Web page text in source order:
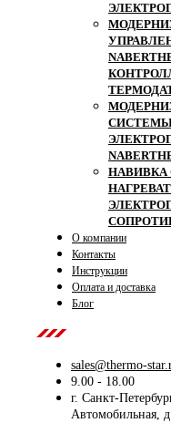
СИСТЕМЫ
НАВИВКА
О компании
Контакты
Инструкции
Оплата и доставка
Блог
sales@thermo-
9.00 - 18.00
г. Санкт-
Автомобильная,